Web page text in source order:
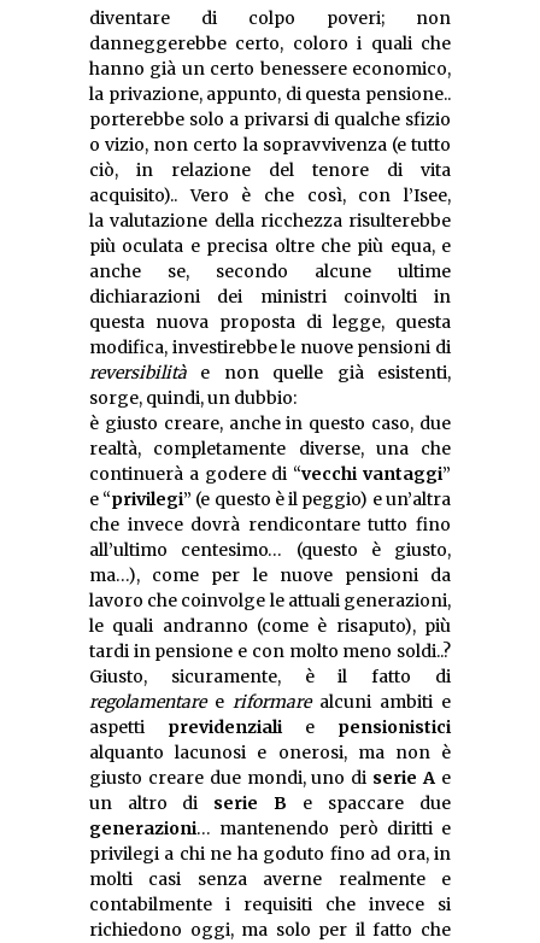
diventare di colpo poveri; non
danneggerebbe certo, coloro i quali che
hanno già un certo benessere economico,
la privazione, appunto, di questa pensione..
porterebbe solo a privarsi di qualche sfizio
o vizio, non certo la sopravvivenza (e tutto
ciò, in relazione del tenore di vita
acquisito).. Vero è che così, con l’Isee,
la valutazione della ricchezza risulterebbe
più oculata e precisa oltre che più equa, e
anche se, secondo alcune ultime
dichiarazioni dei ministri coinvolti in
questa nuova proposta di legge, questa
modifica, investirebbe le nuove pensioni di
reversibilità e non quelle già esistenti,
sorge, quindi, un dubbio:
è giusto creare, anche in questo caso, due
realtà, completamente diverse, una che
continuerà a godere di “vecchi vantaggi”
e “privilegi” (e questo è il peggio) e un’altra
che invece dovrà rendicontare tutto fino
all’ultimo centesimo… (questo è giusto,
ma…), come per le nuove pensioni da
lavoro che coinvolge le attuali generazioni,
le quali andranno (come è risaputo), più
tardi in pensione e con molto meno soldi..?
Giusto, sicuramente, è il fatto di
regolamentaree riformarealcuni ambiti e
aspetti previdenziali e pensionistici
alquanto lacunosi e onerosi, ma non è
giusto creare due mondi, uno di serie A e
un altro di serie B e spaccare due
generazioni… mantenendo però diritti e
privilegi a chi ne ha goduto fino ad ora, in
molti casi senza averne realmente e
contabilmente i requisiti che invece si
richiedono oggi, ma solo per il fatto che